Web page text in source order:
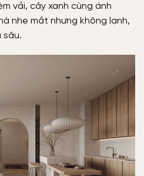
vải, cây xanh cùng ánh
nhẹ mắt nhưng không lạnh,
sâu.